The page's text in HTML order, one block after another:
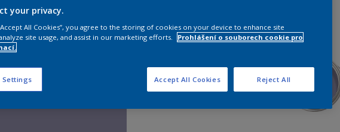
your privacy.
All Cookies”, you agree to the storing of cookies on your device to enhance site
site usage, and assist in our marketing efforts.
Prohlášení o souborech cookie pro
Settings Reject All
Accept All Cookies